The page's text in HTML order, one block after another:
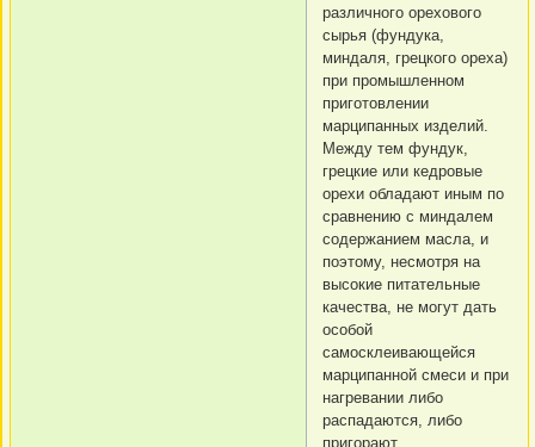
различного орехового
сырья (фундука,
миндаля, грецкого ореха)
при промышленном
приготовлении
марципанных изделий.
Между тем фундук,
грецкие или кедровые
орехи обладают иным по
сравнению с миндалем
содержанием масла, и
поэтому, несмотря на
высокие питательные
качества, не могут дать
особой
самосклеивающейся
марципанной смеси и при
нагревании либо
распадаются, либо
пригорают.